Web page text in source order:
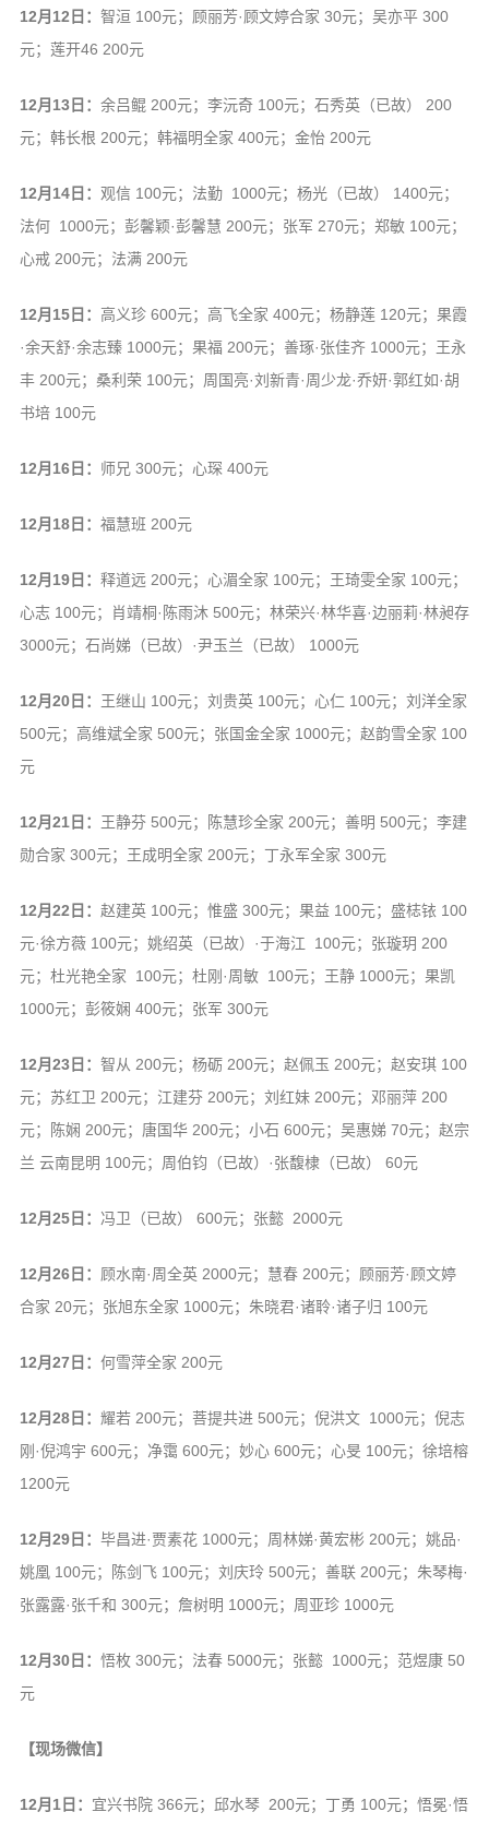
下院风采
12月12日： 智洹 100元；顾丽芳·顾文婷合家 30元；吴亦平 300
元；莲开46 200元
12月13日： 余吕鲲 200元；李沅奇 100元；石秀英（已故） 200
元；韩长根 200元；韩福明全家 400元；金怡 200元
12月14日： 观信 100元；法勤 1000元；杨光（已故） 1400元；
法何 1000元；彭馨颖·彭馨慧 200元；张军 270元；郑敏 100元；
心戒 200元；法满 200元
12月15日： 高义珍 600元；高飞全家 400元；杨静莲 120元；果霞
·余天舒·余志臻 1000元；果福 200元；善琢·张佳齐 1000元；王永
丰 200元；桑利荣 100元；周国亮·刘新青·周少龙·乔妍·郭红如·胡
书培 100元
12月16日： 师兄 300元；心琛 400元
12月18日： 福慧班 200元
12月19日： 释道远 200元；心湄全家 100元；王琦雯全家 100元；
心志 100元；肖靖桐·陈雨沐 500元；林荣兴·林华喜·边丽莉·林昶存
3000元；石尚娣（已故）·尹玉兰（已故） 1000元
12月20日： 王继山 100元；刘贵英 100元；心仁 100元；刘洋全家
500元；高维斌全家 500元；张国金全家 1000元；赵韵雪全家 100
元
12月21日： 王静芬 500元；陈慧珍全家 200元；善明 500元；李建
勋合家 300元；王成明全家 200元；丁永军全家 300元
12月22日： 赵建英 100元；惟盛 300元；果益 100元；盛梽铱 100
元·徐方薇 100元；姚绍英（已故）·于海江 100元；张璇玥 200
元；杜光艳全家 100元；杜刚·周敏 100元；王静 1000元；果凯
1000元；彭筱娴 400元；张军 300元
12月23日： 智从 200元；杨砺 200元；赵佩玉 200元；赵安琪 100
元；苏红卫 200元；江建芬 200元；刘红妹 200元；邓丽萍 200
元；陈娴 200元；唐国华 200元；小石 600元；吴惠娣 70元；赵宗
兰 云南昆明 100元；周伯钧（已故）·张馥棣（已故） 60元
12月25日： 冯卫（已故） 600元；张懿 2000元
12月26日： 顾水南·周全英 2000元；慧春 200元；顾丽芳·顾文婷
合家 20元；张旭东全家 1000元；朱晓君·诸聆·诸子归 100元
12月27日： 何雪萍全家 200元
12月28日： 耀若 200元；菩提共进 500元；倪洪文 1000元；倪志
刚·倪鸿宇 600元；净霭 600元；妙心 600元；心旻 100元；徐培榕
1200元
12月29日： 毕昌进·贾素花 1000元；周林娣·黄宏彬 200元；姚品·
姚凰 100元；陈剑飞 100元；刘庆玲 500元；善联 200元；朱琴梅·
张露露·张千和 300元；詹树明 1000元；周亚珍 1000元
12月30日： 悟枚 300元；法春 5000元；张懿 1000元；范煜康 50
元
【现场微信】
12月1日： 宜兴书院 366元；邱水琴 200元；丁勇 100元；悟冕·悟